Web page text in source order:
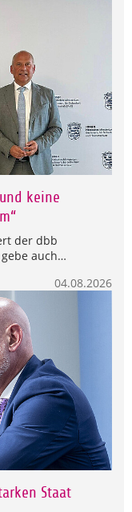
keine
der dbb
auch…
04.08.2026
Staat